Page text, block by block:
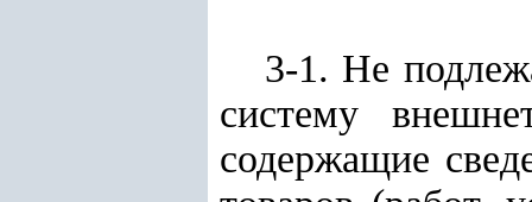
3-1. Не
систему
содержащие